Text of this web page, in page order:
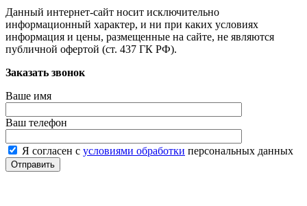
Данный интернет-сайт носит исключительно
информационный характер, и ни при каких условиях
информация и цены, размещенные на сайте, не являются
публичной офертой (ст. 437 ГК РФ).
Заказать звонок
Ваше имя
Ваш телефон
Я согласен с условиями обработки персональных данных